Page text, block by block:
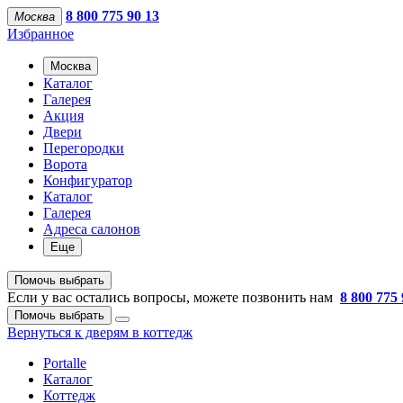
Москва
8 800 775 90 13
Избранное
Москва
Каталог
Галерея
Акция
Двери
Перегородки
Ворота
Конфигуратор
Каталог
Галерея
Адреса салонов
Еще
Помочь выбрать
Если у вас остались вопросы, можете позвонить нам 8 800 775
Помочь выбрать
Вернуться к дверям в коттедж
Portalle
Каталог
Коттедж